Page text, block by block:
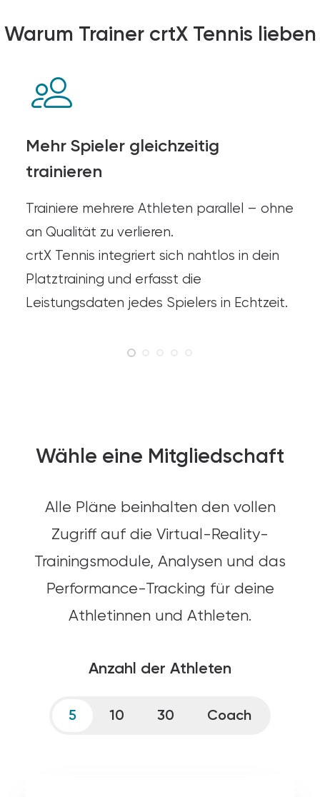
Warum Trainer crtX Tennis lieben
Mehr Spieler gleichzeitig
trainieren
Trainiere mehrere Athleten parallel – ohne
an Qualität zu verlieren.
crtX Tennis integriert sich nahtlos in dein
Platztraining und erfasst die
Leistungsdaten jedes Spielers in Echtzeit.
Wähle eine Mitgliedschaft
Alle Pläne beinhalten den vollen
Zugriff auf die Virtual-Reality-
Trainingsmodule, Analysen und das
Performance-Tracking für deine
Athletinnen und Athleten.
Anzahl der Athleten
5 10 30 Coach